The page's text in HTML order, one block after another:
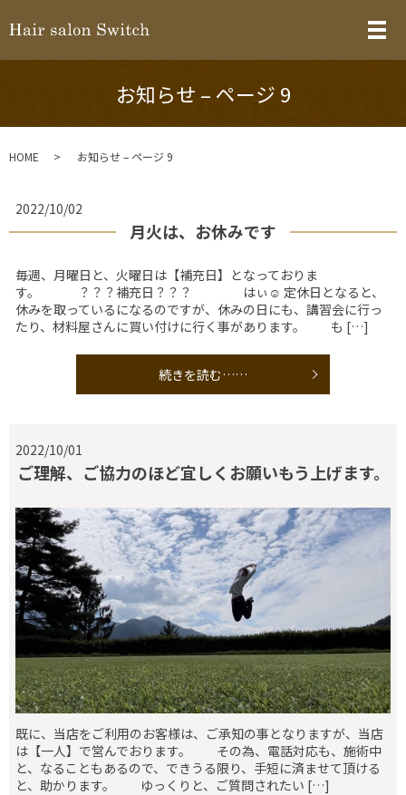
メ
お知らせ – ページ 9
HOME お知らせ – ページ 9
2022/10/02
月火は、お休みです
毎週、月曜日と、火曜日は【補充日】となっておりま
す。 ？？？補充日？？？ はぃ☺️ 定休日となると、
休みを取っているになるのですが、休みの日にも、講習会に行っ
たり、材料屋さんに買い付けに行く事があります。 も […]
続きを読む……
2022/10/01
ご理解、ご協力のほど宜しくお願いもう上げます。
既に、当店をご利用のお客様は、ご承知の事となりますが、当店
は【一人】で営んでおります。 その為、電話対応も、施術中
と、なることもあるので、できうる限り、手短に済ませて頂ける
と、助かります。 ゆっくりと、ご質問されたい […]